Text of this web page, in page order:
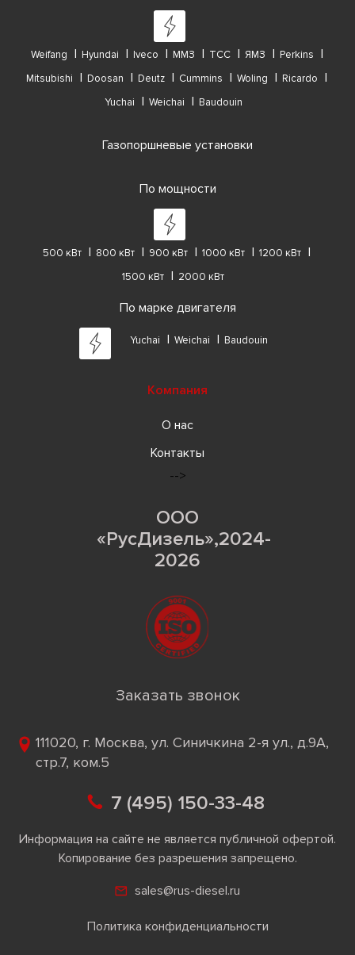
Weifang Hyundai Iveco ММЗ ТСС ЯМЗ
Perkins
Mitsubishi
Doosan Deutz Cummins Woling
Ricardo
Yuchai
Weichai Baudouin
Газопоршневые установки
По мощности
500 кВт 800 кВт 900 кВт 1000 кВт
1200 кВт
1500 кВт
2000 кВт
По марке двигателя
Yuchai Weichai Baudouin
Компания
О нас
Контакты
-->
ООО
«РусДизель»,2024-
2026
Заказать звонок
111020, г. Москва, ул. Синичкина 2-я ул., д.9А,
стр.7, ком.5
7 (495) 150-33-48
Информация на сайте не является публичной офертой.
Копирование без разрешения запрещено.
sales@rus-diesel.ru
Политика конфиденциальности